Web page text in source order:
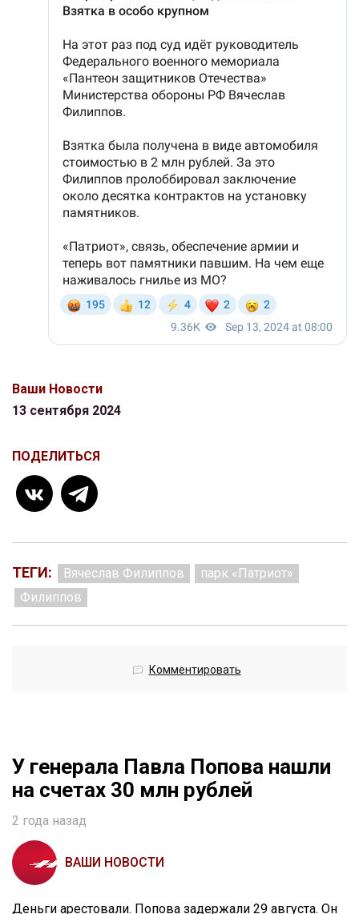
Ваши Новости
13 сентября 2024
ПОДЕЛИТЬСЯ
ТЕГИ: Вячеслав Филиппов
парк «Патриот»
Филиппов
Комментировать
У генерала Павла Попова нашли
на счетах 30 млн рублей
2 года назад
ВАШИ НОВОСТИ
Деньги арестовали. Попова задержали 29 августа. Он